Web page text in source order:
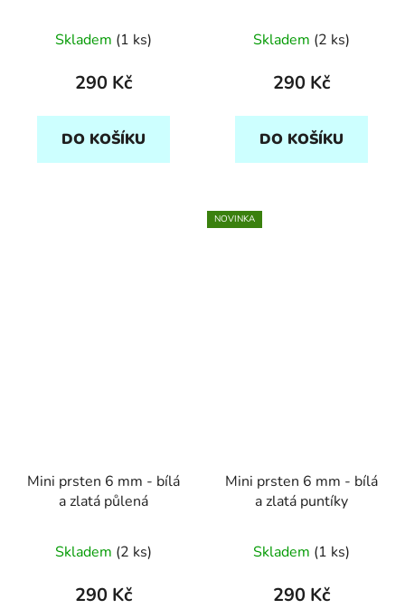
Skladem (1 ks)
290 Kč
DO KOŠÍKU
Skladem (2 ks)
290 Kč
DO KOŠÍKU
Mini prsten 6 mm - bílá
a zlatá půlená
Skladem (2 ks)
290 Kč
NOVINKA
Mini prsten 6 mm - bílá
a zlatá puntíky
Skladem (1 ks)
290 Kč